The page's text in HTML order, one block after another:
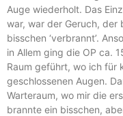
Auge wiederholt. Das
war, war der Geruch, der
bisschen ‘verbrannt’.
in Allem ging die OP ca.
Raum geführt, wo ich für
geschlossenen Augen.
Warteraum, wo mir die
brannte ein bisschen,